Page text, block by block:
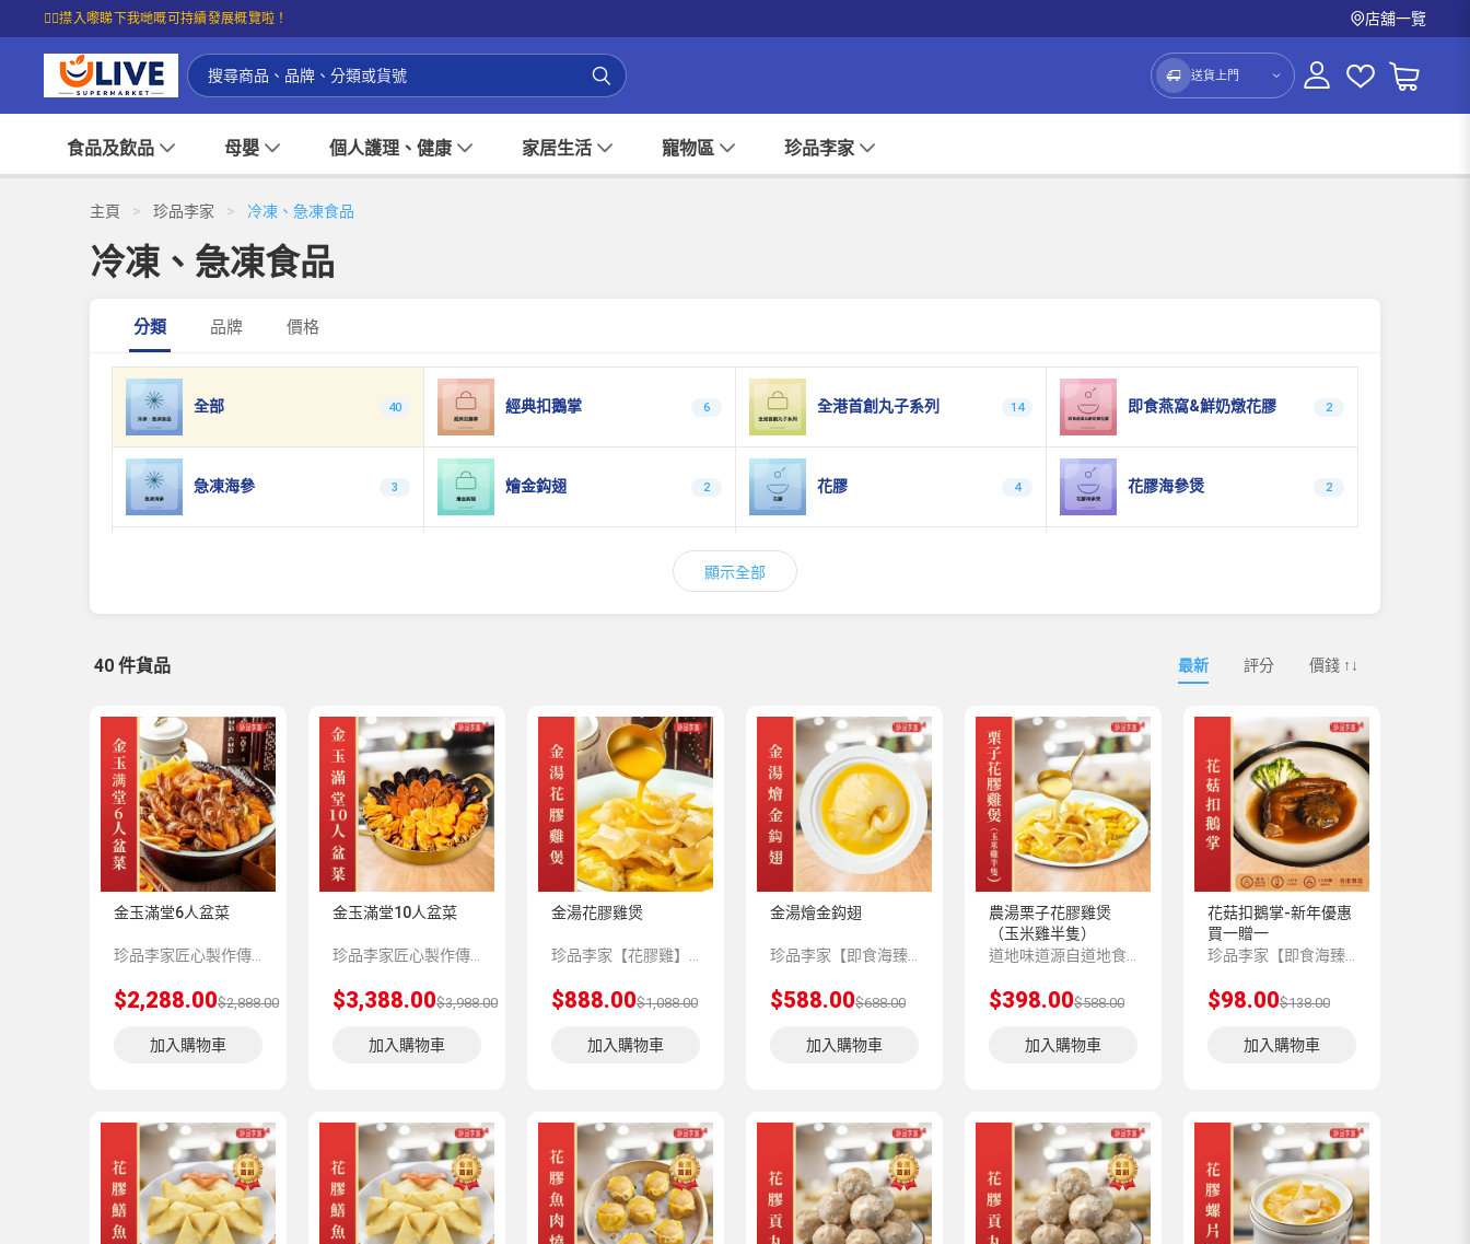
☝🏼㩒入嚟睇下我哋嘅可持續發展概覽啦！ 店舖一覽
送貨上門
食品及飲品 母嬰 個人護理、健康 家居生活 寵物區 珍品李家
主頁 > 珍品李家 > 冷凍、急凍食品
冷凍、急凍食品
分類 品牌 價格
全部 40 經典扣鵝掌 6 全港首創丸子系列 14 即食燕窩&鮮奶燉花膠 2
急凍海參 3 燴金鈎翅 2 花膠 4 花膠海參煲 2
金玉滿堂&至尊佛跳牆盆菜 4
顯示全部
40 件貨品 最新 評分 價錢 ↑↓
金玉滿堂6人盆菜
$2,288.00$2,888.00
加入購物車
金玉滿堂10人盆菜
$3,388.00$3,988.00
加入購物車
金湯花膠雞煲
$888.00$1,088.00
加入購物車
金湯燴金鈎翅
$588.00$688.00
加入購物車
農湯栗子花膠雞煲
（玉米雞半隻）
$398.00$588.00
加入購物車
花菇扣鵝掌-新年優惠
買一贈一
$98.00$138.00
加入購物車